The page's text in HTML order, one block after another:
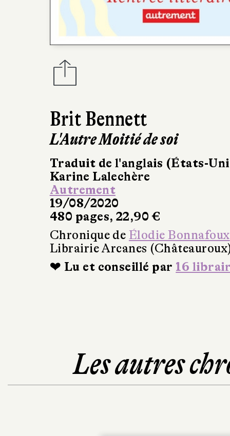
Brit Bennett
L'Autre Moitié de soi
Traduit de l'anglais (États-
Karine Lalechère
Autrement
19/08/2020
480 pages, 22,90 €
Chronique de Élodie Bonnafoux
Librairie Arcanes
❤ Lu et conseillé par 16
Les autres